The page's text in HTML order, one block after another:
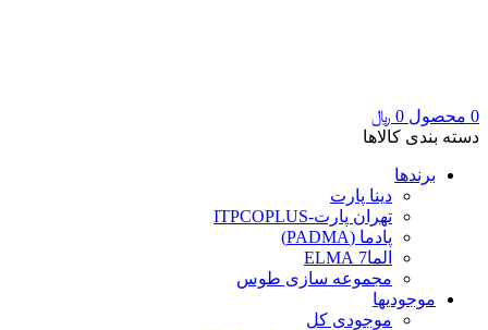
0 محصول 0 ﷼
دسته بندی کالاها
برندها
دینا پارت
تهران پارت-ITPCOPLUS
پادما (PADMA)
الما7 ELMA
مجموعه سازی طوس
موجودیها
موجودی کل